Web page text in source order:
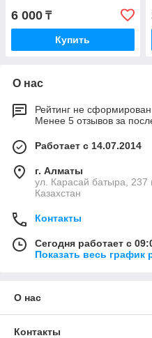
6 000 ₸
Купить
О нас
Рейтинг не сформирован
Менее 5 отзывов за
Работает с 14.07.2014
г. Алматы
ул. Карасай батыра, 237
Казахстан
Контакты
Сегодня работает с
Показать весь график
О нас
Контакты